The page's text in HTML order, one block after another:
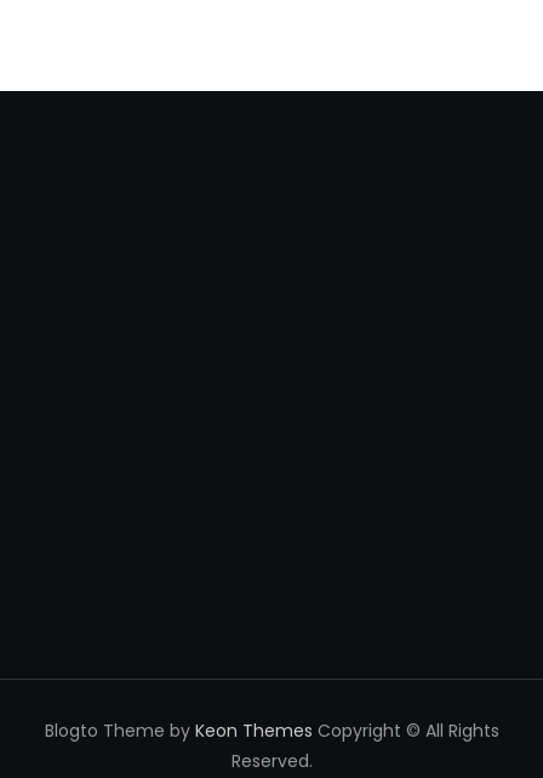
Blogto Theme by Keon Themes Copyright © All Rights
Reserved.